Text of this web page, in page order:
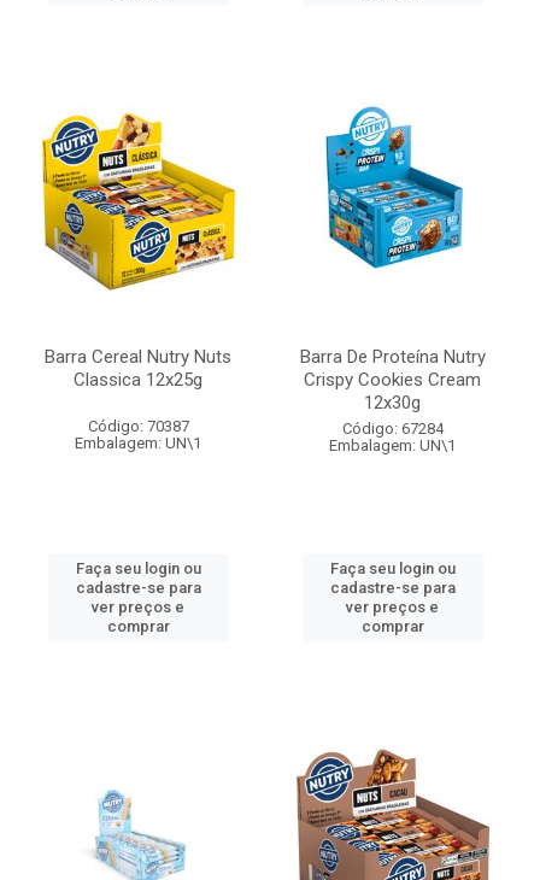
Barra Cereal Nutry Nuts
Classica 12x25g
Código: 70387
Embalagem: UN\1
Faça seu login ou
cadastre-se para
ver preços e
comprar
Barra De Proteína Nutry
Crispy Cookies Cream
12x30g
Código: 67284
Embalagem: UN\1
Faça seu login ou
cadastre-se para
ver preços e
comprar